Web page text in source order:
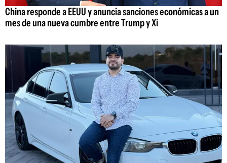
China responde a EEUU y anuncia sanciones económicas a un
mes de una nueva cumbre entre Trump y Xi